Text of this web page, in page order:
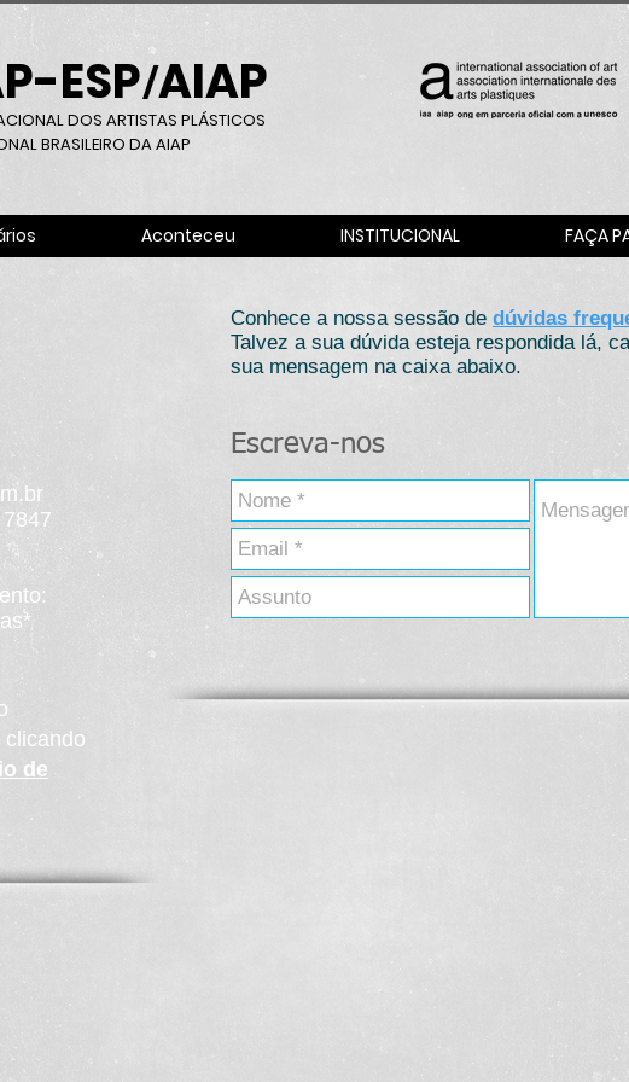
ESP/AIAP
DOS ARTISTAS PLÁSTICOS
BRASILEIRO DA AIAP
Aconteceu INSTITUCIONAL FAÇA
de
Conhece a nossa sessão de dúvidas
Talvez a sua dúvida esteja respondida lá,
sua mensagem na caixa abaixo.
Escreva-nos